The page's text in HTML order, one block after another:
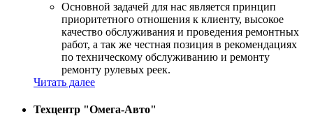
Основной задачей для нас является принцип
приоритетного отношения к клиенту, высокое
качество обслуживания и проведения ремонтных
работ, а так же честная позиция в рекомендациях
по техническому обслуживанию и ремонту
ремонту рулевых реек.
Читать далее
Техцентр "Омега-Авто"